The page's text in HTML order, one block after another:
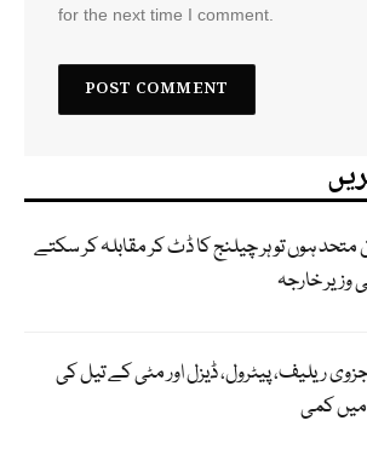
for the next time I comment.
ہوں تو ہر چیلنج کا ڈٹ کر مقابلہ کر سکتے
وزیر خارجہ
ریلیف، پیٹرول، ڈیزل اور مٹی کے تیل کی
کمی